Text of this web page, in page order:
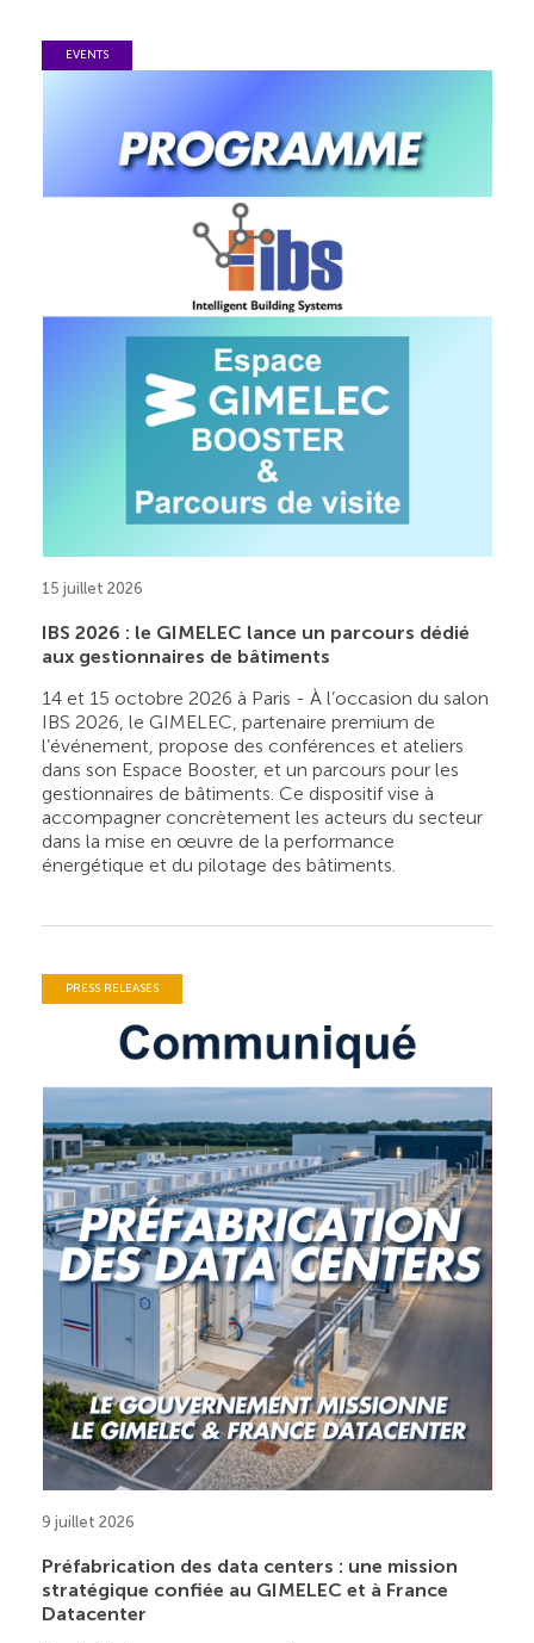
EVENTS
15 juillet 2026
IBS 2026 : le GIMELEC lance un parcours dédié
aux gestionnaires de bâtiments
14 et 15 octobre 2026 à Paris - À l’occasion du salon
IBS 2026, le GIMELEC, partenaire premium de
l’événement, propose des conférences et ateliers
dans son Espace Booster, et un parcours pour les
gestionnaires de bâtiments. Ce dispositif vise à
accompagner concrètement les acteurs du secteur
dans la mise en œuvre de la performance
énergétique et du pilotage des bâtiments.
PRESS RELEASES
9 juillet 2026
Préfabrication des data centers : une mission
stratégique confiée au GIMELEC et à France
Datacenter